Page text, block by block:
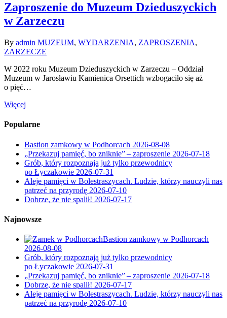
Zaproszenie do Muzeum Dzieduszyckich
w Zarzeczu
By admin MUZEUM, WYDARZENIA, ZAPROSZENIA,
ZARZECZE
W 2022 roku Muzeum Dzieduszyckich w Zarzeczu – Oddział
Muzeum w Jarosławiu Kamienica Orsettich wzbogaciło się aż
o pięć…
Więcej
Popularne
Bastion zamkowy w Podhorcach 2026-08-08
„Przekazuj pamięć, bo zniknie” – zaproszenie 2026-07-18
Grób, który rozpoznają już tylko przewodnicy
po Łyczakowie 2026-07-31
Aleje pamięci w Bolestraszycach. Ludzie, którzy nauczyli nas
patrzeć na przyrodę 2026-07-10
Dobrze, że nie spalił! 2026-07-17
Najnowsze
Bastion zamkowy w Podhorcach
2026-08-08
Grób, który rozpoznają już tylko przewodnicy
po Łyczakowie 2026-07-31
„Przekazuj pamięć, bo zniknie” – zaproszenie 2026-07-18
Dobrze, że nie spalił! 2026-07-17
Aleje pamięci w Bolestraszycach. Ludzie, którzy nauczyli nas
patrzeć na przyrodę 2026-07-10